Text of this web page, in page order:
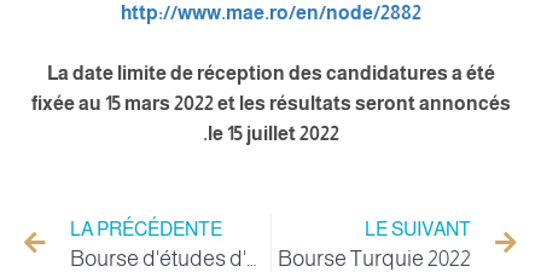
http://www.mae.ro/en/node/2882
La date limite de réception des candidatures a été
fixée au 15 mars 2022 et les résultats seront annoncés
le 15 juillet 2022.
LA PRÉCÉDENTE LE SUIVANT
Bourse Turquie 2022